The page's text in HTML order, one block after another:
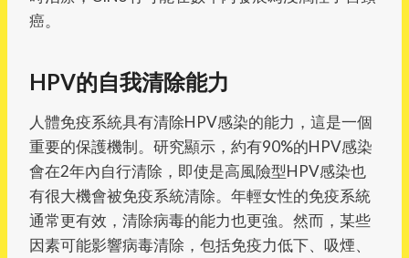
癌。
HPV的自我清除能力
人體免疫系統具有清除HPV感染的能力，這是一個
重要的保護機制。研究顯示，約有90%的HPV感染
會在2年內自行清除，即使是高風險型HPV感染也
有很大機會被免疫系統清除。年輕女性的免疫系統
通常更有效，清除病毒的能力也更強。然而，某些
因素可能影響病毒清除，包括免疫力低下、吸煙、